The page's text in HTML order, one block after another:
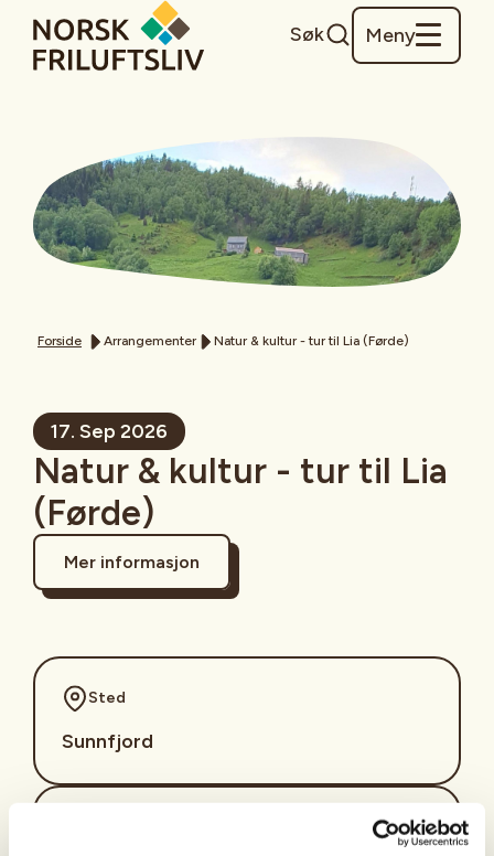
Søk Meny
Forside Arrangementer Natur & kultur - tur til Lia (Førde)
17. Sep 2026
Natur & kultur - tur til Lia
(Førde)
Mer informasjon
Sted
Sunnfjord